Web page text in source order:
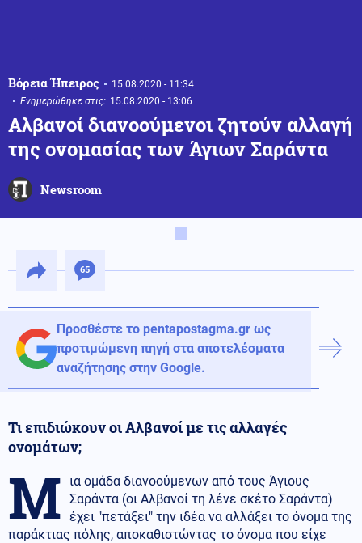
Βόρεια Ήπειρος
15.08.2020 - 11:34
Ενημερώθηκε στις: 15.08.2020 - 13:06
Αλβανοί διανοούμενοι ζητούν αλλαγή
της ονομασίας των Άγιων Σαράντα
Newsroom
65
Προσθέστε το pentapostagma.gr ως
προτιμώμενη πηγή στα αποτελέσματα
αναζήτησης στην Google.
Τι επιδιώκουν οι Αλβανοί με τις αλλαγές
ονομάτων;
Μ
ια ομάδα διανοούμενων από τους Άγιους
Σαράντα (οι Αλβανοί τη λένε σκέτο Σαράντα)
έχει "πετάξει" την ιδέα να αλλάξει το όνομα της
παράκτιας πόλης, αποκαθιστώντας το όνομα που είχε